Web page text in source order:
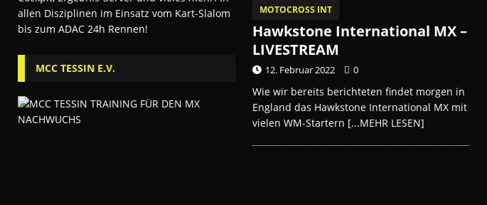
MCC TESSIN E.V.
MOTOCROSS INT
Hawkstone International MX –
LIVESTREAM
12. Februar 2022 0
Wie wir bereits berichteten findet morgen in
England das Hawkstone International MX mit
vielen WM-Startern [...MEHR LESEN]